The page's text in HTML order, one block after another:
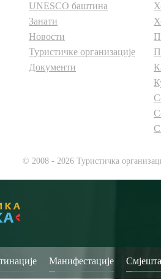
UNESCO баштина
Занати
Новости
Туристичке организације
Документи
© 2008 - 2026 Туристичка
Манифестације